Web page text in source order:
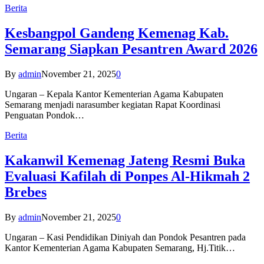
Berita
Kesbangpol Gandeng Kemenag Kab.
Semarang Siapkan Pesantren Award 2026
By adminNovember 21, 20250
Ungaran – Kepala Kantor Kementerian Agama Kabupaten
Semarang menjadi narasumber kegiatan Rapat Koordinasi
Penguatan Pondok…
Berita
Kakanwil Kemenag Jateng Resmi Buka
Evaluasi Kafilah di Ponpes Al-Hikmah 2
Brebes
By adminNovember 21, 20250
Ungaran – Kasi Pendidikan Diniyah dan Pondok Pesantren pada
Kantor Kementerian Agama Kabupaten Semarang, Hj.Titik…